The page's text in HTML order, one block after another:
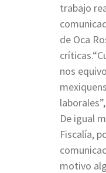
trabajo
de Oca
nos
De igual
Fiscalía,
motivo